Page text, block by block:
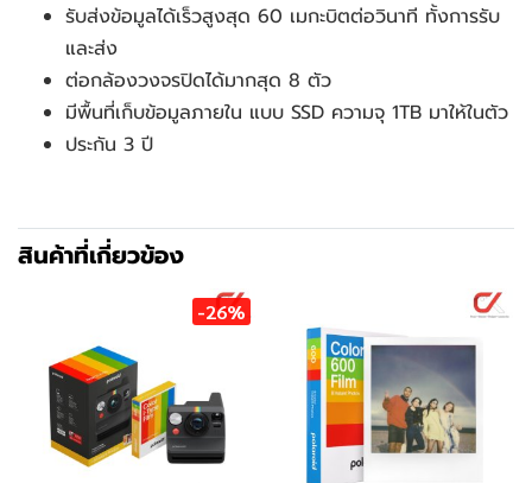
รับส่งข้อมูลได้เร็วสูงสุด 60 เมกะบิตต่อวินาที ทั้งการรับ
และส่ง
ต่อกล้องวงจรปิดได้มากสุด 8 ตัว
มีพื้นที่เก็บข้อมูลภายใน แบบ SSD ความจุ 1TB มาให้ในตัว
ประกัน 3 ปี
สินค้าที่เกี่ยวข้อง
-26%